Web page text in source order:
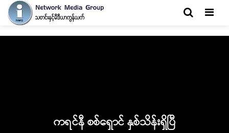
ကရင်နီ စစ်ရှောင် နှစ်သိန်းရှိပြီ